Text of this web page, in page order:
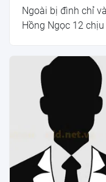
Ngoài bị đình chỉ
Hồng Ngọc 12